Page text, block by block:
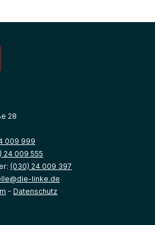
28
009 999
24 009 555
(030) 24 009 397
linke.de
- Datenschutz